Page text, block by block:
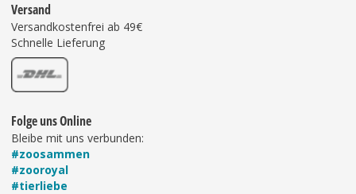
Versand
Versandkostenfrei ab 49€
Schnelle Lieferung
Folge uns Online
Bleibe mit uns verbunden:
#zoosammen
#zooroyal
#tierliebe